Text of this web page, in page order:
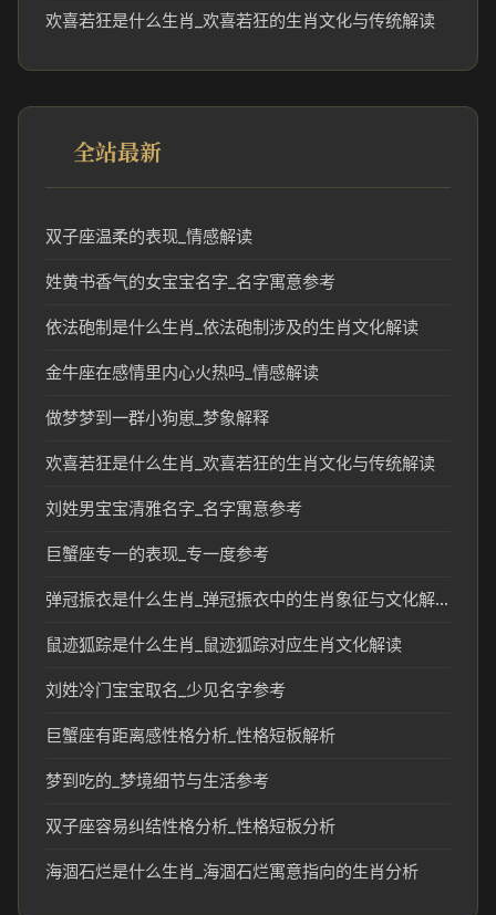
欢喜若狂是什么生肖_欢喜若狂的生肖文化与传统解读
全站最新
双子座温柔的表现_情感解读
姓黄书香气的女宝宝名字_名字寓意参考
依法砲制是什么生肖_依法砲制涉及的生肖文化解读
金牛座在感情里内心火热吗_情感解读
做梦梦到一群小狗崽_梦象解释
欢喜若狂是什么生肖_欢喜若狂的生肖文化与传统解读
刘姓男宝宝清雅名字_名字寓意参考
巨蟹座专一的表现_专一度参考
弹冠振衣是什么生肖_弹冠振衣中的生肖象征与文化解读
鼠迹狐踪是什么生肖_鼠迹狐踪对应生肖文化解读
刘姓冷门宝宝取名_少见名字参考
巨蟹座有距离感性格分析_性格短板解析
梦到吃的_梦境细节与生活参考
双子座容易纠结性格分析_性格短板分析
海涸石烂是什么生肖_海涸石烂寓意指向的生肖分析